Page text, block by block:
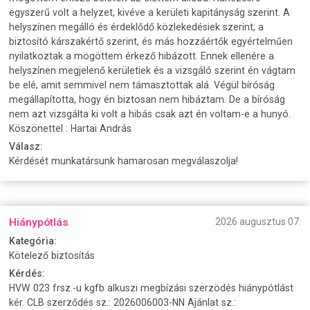
egyszerű volt a helyzet, kivéve a kerületi kapitányság szerint. A
helyszínen megálló és érdeklődő közlekedésiek szerint, a
biztosító kárszakértő szerint, és más hozzáértők egyértelműen
nyilatkoztak a mögöttem érkező hibázott. Ennek ellenére a
helyszínen megjelenő kerületiek és a vizsgáló szerint én vágtam
be elé, amit semmivel nem támasztottak alá. Végül bíróság
megállapította, hogy én biztosan nem hibáztam. De a bíróság
nem azt vizsgálta ki volt a hibás csak azt én voltam-e a hunyó.
Köszönettel : Hartai András
Válasz:
Kérdését munkatársunk hamarosan megválaszolja!
Hiánypótlás
2026 augusztus 07.
Kategória:
Kötelező biztosítás
Kérdés:
HVW 023 frsz.-u kgfb alkuszi megbízási szerzödés hiánypótlást
kér. CLB szerződés sz.: 2026006003-NN Ajánlat sz.: